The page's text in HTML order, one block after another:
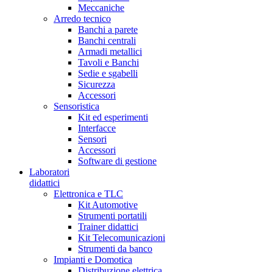
Meccaniche
Arredo tecnico
Banchi a parete
Banchi centrali
Armadi metallici
Tavoli e Banchi
Sedie e sgabelli
Sicurezza
Accessori
Sensoristica
Kit ed esperimenti
Interfacce
Sensori
Accessori
Software di gestione
Laboratori
didattici
Elettronica e TLC
Kit Automotive
Strumenti portatili
Trainer didattici
Kit Telecomunicazioni
Strumenti da banco
Impianti e Domotica